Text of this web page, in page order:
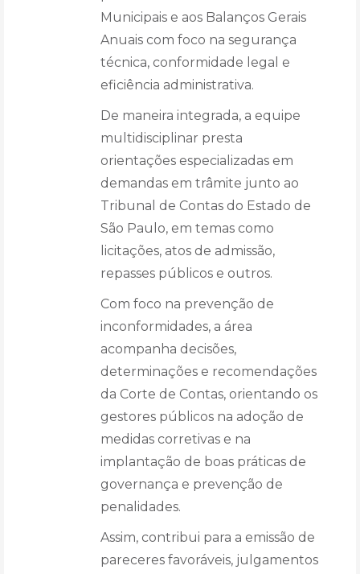
Municipais e aos Balanços Gerais
Anuais com foco na segurança
técnica, conformidade legal e
eficiência administrativa.
De maneira integrada, a equipe
multidisciplinar presta
orientações especializadas em
demandas em trâmite junto ao
Tribunal de Contas do Estado de
São Paulo, em temas como
licitações, atos de admissão,
repasses públicos e outros.
Com foco na prevenção de
inconformidades, a área
acompanha decisões,
determinações e recomendações
da Corte de Contas, orientando os
gestores públicos na adoção de
medidas corretivas e na
implantação de boas práticas de
governança e prevenção de
penalidades.
Assim, contribui para a emissão de
pareceres favoráveis, julgamentos